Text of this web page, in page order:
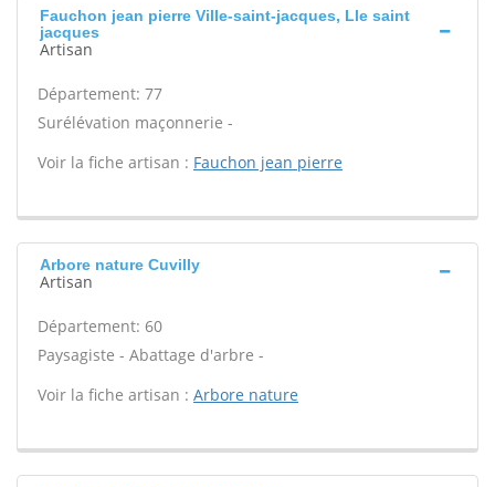
Fauchon jean pierre Ville-saint-jacques, Lle saint
jacques
Artisan
Département: 77
Surélévation maçonnerie -
Voir la fiche artisan : Fauchon jean pierre
Arbore nature Cuvilly
Artisan
Département: 60
Paysagiste - Abattage d'arbre -
Voir la fiche artisan : Arbore nature